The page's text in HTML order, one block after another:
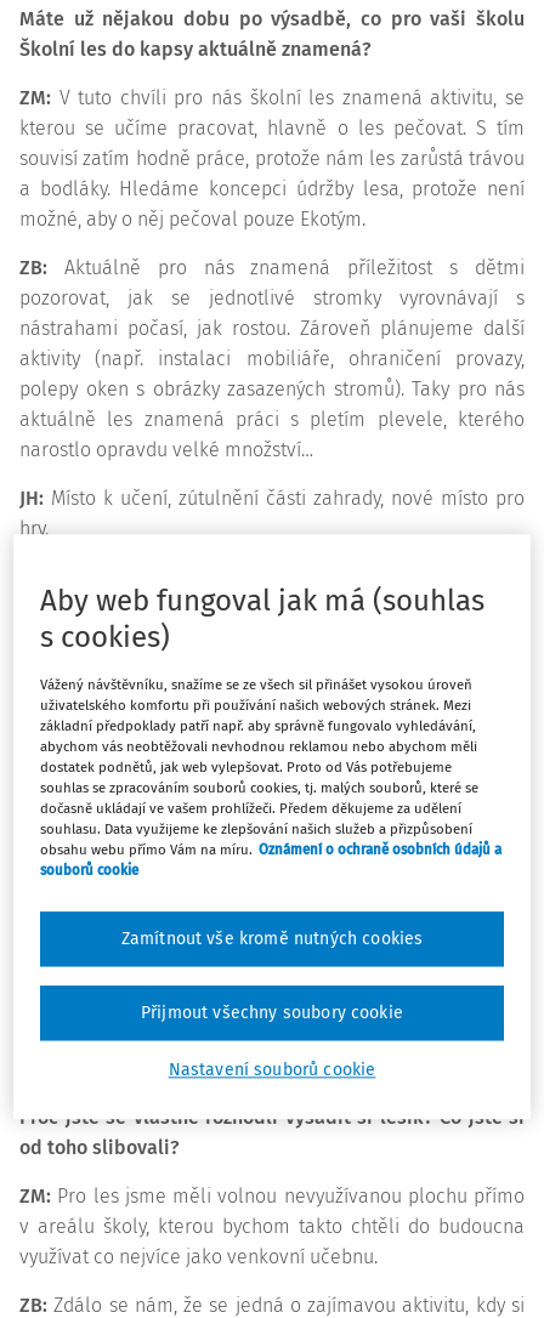
Máte už nějakou dobu po výsadbě, co pro vaši školu
Školní les do kapsy aktuálně znamená?
ZM: V tuto chvíli pro nás školní les znamená aktivitu, se
kterou se učíme pracovat, hlavně o les pečovat. S tím
souvisí zatím hodně práce, protože nám les zarůstá trávou
a bodláky. Hledáme koncepci údržby lesa, protože není
možné, aby o něj pečoval pouze Ekotým.
ZB: Aktuálně pro nás znamená příležitost s dětmi
pozorovat, jak se jednotlivé stromky vyrovnávají s
nástrahami počasí, jak rostou. Zároveň plánujeme další
aktivity (např. instalaci mobiliáře, ohraničení provazy,
polepy oken s obrázky zasazených stromů). Taky pro nás
aktuálně les znamená práci s pletím plevele, kterého
narostlo opravdu velké množství…
JH: Místo k učení, zútulnění části zahrady, nové místo pro
hry.
vzácnou příležitost se realizovat v ekologické
problematice uprostřed velkoměsta. Zároveň ho vnímáme
pro některé předměty v nenahraditelné praktické výuce.
Máme velkou radost, že se stromky v lese ujaly a
prospívají. Protože si lesíku doopravdy vážíme,
zorganizovali jsme teď před zimou brigádu, abychom lesík
a jeho okolí uklidili a stromky zabezpečili mulčem –
slámou. Brigády se zúčastnili všichni: žáci, pedagogický
sbor i rodiče. Pomoct přišli i bývalí žáci, což vypovídá o
tom, jaký mají všichni k lesíku vztah.
stromkům, sázeli jsme ho před 4 dny, takže
vyhodnocujeme, platíme faktury atd
ZŠ Jana Wericha Praha 17
Proč jste se vlastně rozhodli vysadit si lesík? Co jste si
od toho slibovali?
ZM: Pro les jsme měli volnou nevyužívanou plochu přímo
v areálu školy, kterou bychom takto chtěli do budoucna
využívat co nejvíce jako venkovní učebnu.
ZB: Zdálo se nám, že se jedná o zajímavou aktivitu, kdy si
Aby web fungoval jak má (souhlas
s cookies)
Vážený návštěvníku, snažíme se ze všech sil přinášet vysokou úroveň
uživatelského komfortu při používání našich webových stránek. Mezi
základní předpoklady patří např. aby správně fungovalo vyhledávání,
abychom vás neobtěžovali nevhodnou reklamou nebo abychom měli
dostatek podnětů, jak web vylepšovat. Proto od Vás potřebujeme
souhlas se zpracováním souborů cookies, tj. malých souborů, které se
dočasně ukládají ve vašem prohlížeči. Předem děkujeme za udělení
souhlasu. Data využijeme ke zlepšování našich služeb a přizpůsobení
obsahu webu přímo Vám na míru. Oznámení o ochraně osobních údajů a
souborů cookie
Nastavení souborů cookie
Zamítnout vše kromě nutných cookies
Přijmout všechny soubory cookie